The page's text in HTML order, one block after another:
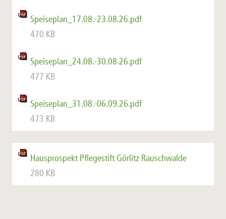
Speiseplan_17.08.-23.08.26.pdf
470 KB
Speiseplan_24.08.-30.08.26.pdf
477 KB
Speiseplan_31.08.-06.09.26.pdf
473 KB
Hausprospekt Pflegestift Görlitz Rauschwalde
280 KB